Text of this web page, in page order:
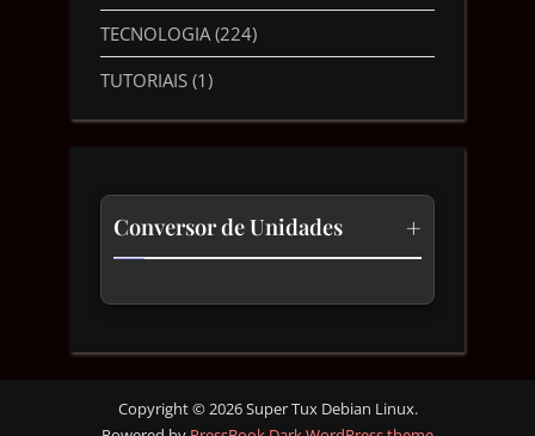
TECNOLOGIA (224)
TUTORIAIS (1)
Conversor de Unidades +
Comprimento
Velocidade
Copyright © 2026 Super Tux Debian Linux.